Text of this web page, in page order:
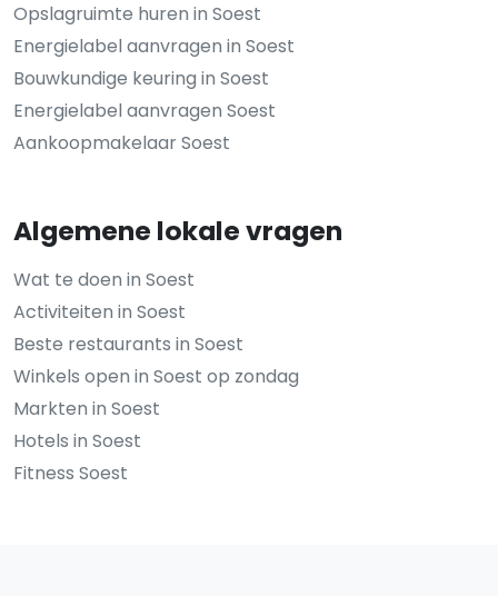
Opslagruimte huren in Soest
Energielabel aanvragen in Soest
Bouwkundige keuring in Soest
Energielabel aanvragen Soest
Aankoopmakelaar Soest
Algemene lokale vragen
Wat te doen in Soest
Activiteiten in Soest
Beste restaurants in Soest
Winkels open in Soest op zondag
Markten in Soest
Hotels in Soest
Fitness Soest